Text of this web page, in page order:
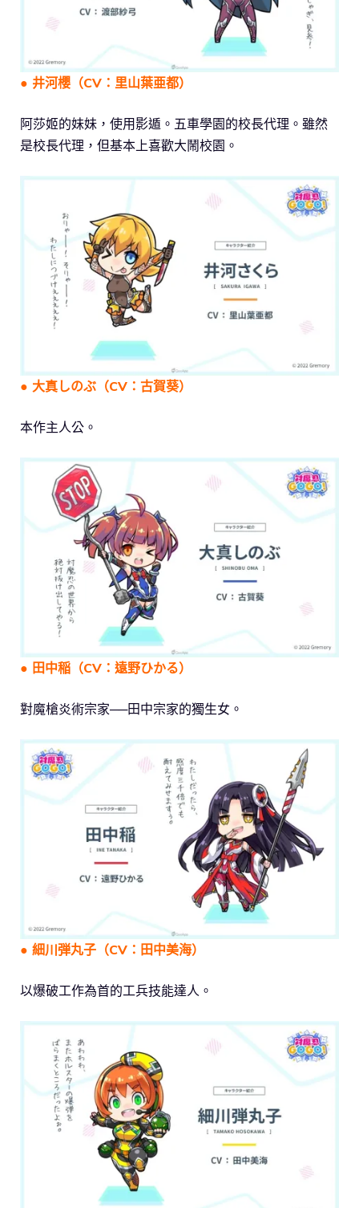
● 井河櫻（CV：里山葉亜都）
阿莎姬的妹妹，使用影遁。五車學園的校長代理。雖然
是校長代理，但基本上喜歡大鬧校園。
● 大真しのぶ（CV：古賀葵）
本作主人公。
● 田中稲（CV：遠野ひかる）
對魔槍炎術宗家──田中宗家的獨生女。
● 細川弾丸子（CV：田中美海）
以爆破工作為首的工兵技能達人。